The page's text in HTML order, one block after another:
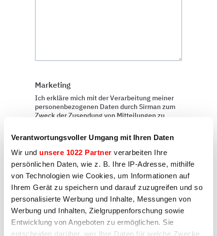
Verantwortungsvoller Umgang mit Ihren Daten
Wir und unsere 1022 Partner verarbeiten Ihre
persönlichen Daten, wie z. B. Ihre IP-Adresse, mithilfe
von Technologien wie Cookies, um Informationen auf
Ihrem Gerät zu speichern und darauf zuzugreifen und so
personalisierte Werbung und Inhalte, Messungen von
Werbung und Inhalten, Zielgruppenforschung sowie
Entwicklung von Angeboten zu ermöglichen. Sie
entscheiden darüber, wer Ihre Daten für welche Zwecke
Marketing
Ich erkläre mich mit der Verarbeitung meiner
personenbezogenen Daten durch Sirman zum
Zweck der Zusendung von Mitteilungen zu
und E) der Datenschutzerklärung angegeben
Ja
Nein
Profiling
Ich erkläre mich mit der Verarbeitung meiner
personenbezogenen Daten durch Sirman zum